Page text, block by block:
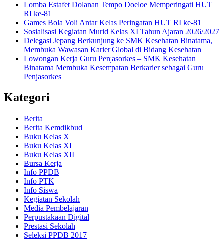
Lomba Estafet Dolanan Tempo Doeloe Memperingati HUT
RI ke-81
Games Bola Voli Antar Kelas Peringatan HUT RI ke-81
Sosialisasi Kegiatan Murid Kelas XI Tahun Ajaran 2026/2027
Delegasi Jepang Berkunjung ke SMK Kesehatan Binatama,
Membuka Wawasan Karier Global di Bidang Kesehatan
Lowongan Kerja Guru Penjasorkes – SMK Kesehatan
Binatama Membuka Kesempatan Berkarier sebagai Guru
Penjasorkes
Kategori
Berita
Berita Kemdikbud
Buku Kelas X
Buku Kelas XI
Buku Kelas XII
Bursa Kerja
Info PPDB
Info PTK
Info Siswa
Kegiatan Sekolah
Media Pembelajaran
Perpustakaan Digital
Prestasi Sekolah
Seleksi PPDB 2017